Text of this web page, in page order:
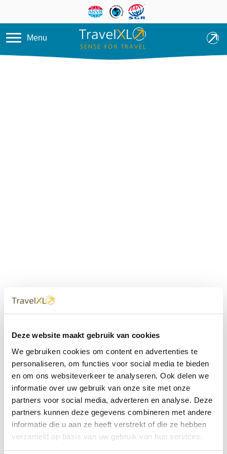
Deze website maakt gebruik van cookies
We gebruiken cookies om content en advertenties te
personaliseren, om functies voor social media te bieden
en om ons websiteverkeer te analyseren. Ook delen we
informatie over uw gebruik van onze site met onze
partners voor social media, adverteren en analyse. Deze
partners kunnen deze gegevens combineren met andere
informatie die u aan ze heeft verstrekt of die ze hebben
verzameld op basis van uw gebruik van hun services.
Overslaan en naar de inhoud
Menu
dichtbij
Met 60+ verkooppunten in Nederland en België staan wij
met onze XL Travelcenters, mobiele reisadviseurs van
TravelXL@Home en deze website altijd voor uw vakantie
klaar.
• Ontzorgen van A-Z • Onafhankelijk advies • Maatwerk •
Bespaar tijd en stress
TravelXLreisbureau's